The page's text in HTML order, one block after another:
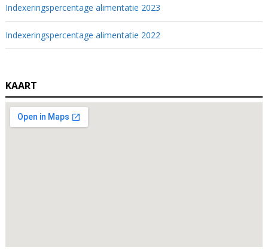
Indexeringspercentage alimentatie 2023
Indexeringspercentage alimentatie 2022
KAART